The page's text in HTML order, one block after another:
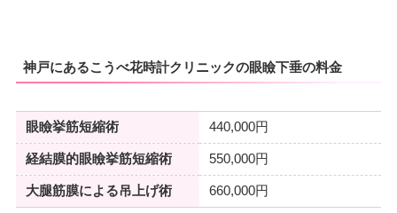
神戸にあるこうべ花時計クリニックの眼瞼下垂の料金
眼瞼挙筋短縮術 440,000円
経結膜的眼瞼挙筋短縮術 550,000円
大腿筋膜による吊上げ術 660,000円